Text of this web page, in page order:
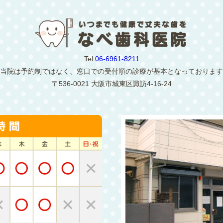
Tel. 06-6961-8211
院は予約制ではなく、窓口での受付順の診療が基本となっておりま
〒536-0021 大阪市城東区諏訪4-16-24